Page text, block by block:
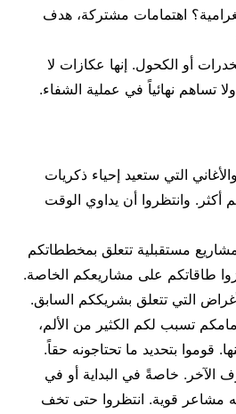
اهتمامات مشتركة، هدف
أو الكحول. إنها عكازات لا
تساهم نهائياً في عملية الشفاء.
والأغاني التي ستعيد إحياء ذكريات
أكثر. وانتظروا أن يداوي الوقت
مستقبلية تتعلق بمخططاتكم
طاقاتكم على مشاريعكم الخاصة.
التي تتعلق بشريككم السابق.
تسبب لكم الكثير من الألم،
قوموا بتحديد ما تحتاجونه حقاً.
الآخر. خاصةً في البداية أو في
مشاعر قوية. انتظروا حتى تخف